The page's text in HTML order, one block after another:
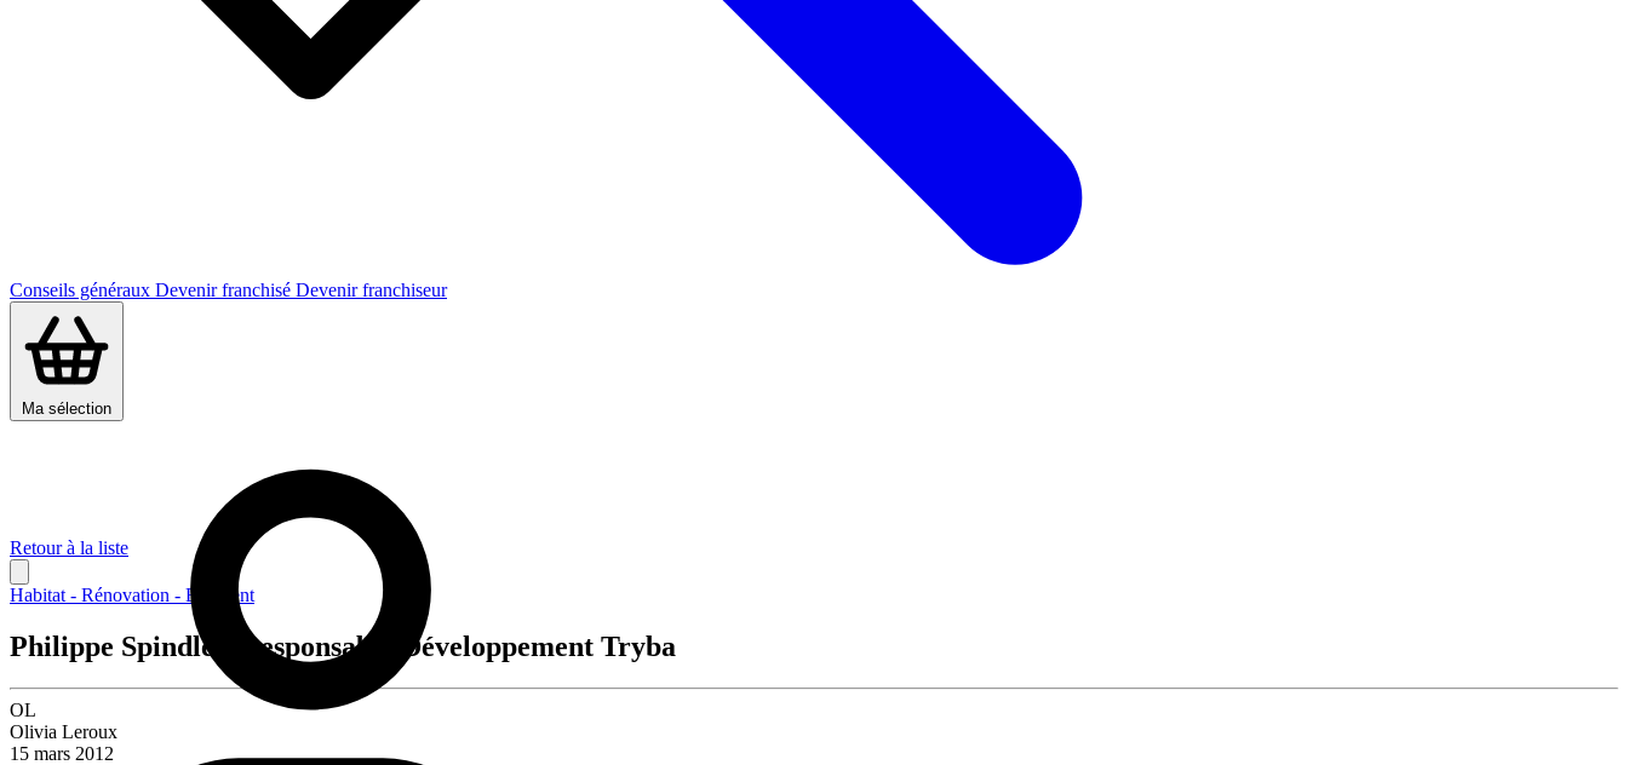
Conseils généraux Devenir franchisé Devenir franchiseur
Ma sélection
Retour à la liste
Habitat - Rénovation - Bâtiment
Philippe Spindler, Responsable Développement Tryba
OL
Olivia Leroux
15 mars 2012